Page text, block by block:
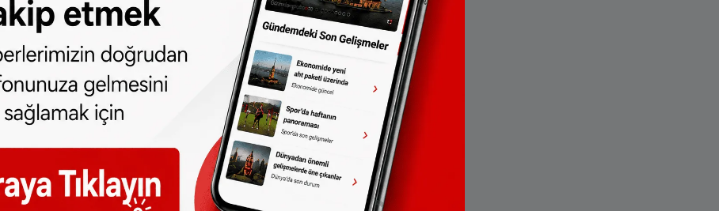
Gelir sınırı ve uygulanacak
bu
artışı göz önüne alan hükümet kira
da artırılmasına karar verdi.Vergi
oturan ve temmuz ayında kirası artan
olarak yapılacak. Ancak özel sektör
bedelini vergi dairesine bizzat iletmek